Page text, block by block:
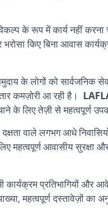
के रूप में कार्य नहीं करना
किए बिना आवास
के लोगों को सार्वजनिक
कमज़ोरी आ रही है।
के लिए तेज़ी से महत्वपूर्ण
वाले लगभग आधे
महत्वपूर्ण आवासीय सुरक्षा
प्रतिभागियों और
महत्वपूर्ण दस्तावेज़ों का